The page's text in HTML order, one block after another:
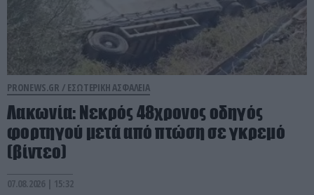
PRONEWS.GR / ΕΣΩΤΕΡΙΚΗ ΑΣΦΑΛΕΙΑ
Λακωνία: Νεκρός 48χρονος οδηγός
φορτηγού μετά από πτώση σε γκρεμό
(βίντεο)
07.08.2026 | 15:32